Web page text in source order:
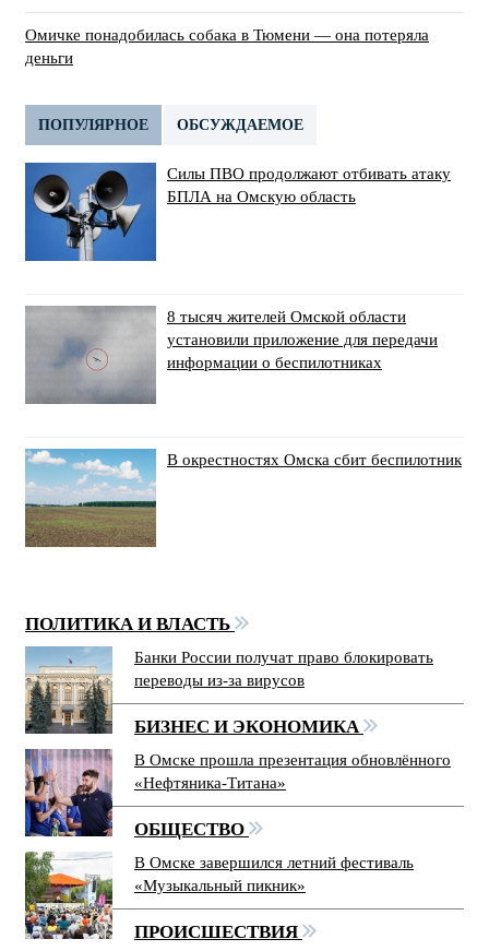
Омичке понадобилась собака в Тюмени — она потеряла
деньги
ПОПУЛЯРНОЕ ОБСУЖДАЕМОЕ
Силы ПВО продолжают отбивать атаку
БПЛА на Омскую область
8 тысяч жителей Омской области
установили приложение для передачи
информации о беспилотниках
В окрестностях Омска сбит беспилотник
ПОЛИТИКА И ВЛАСТЬ
Банки России получат право блокировать
переводы из-за вирусов
БИЗНЕС И ЭКОНОМИКА
В Омске прошла презентация обновлённого
«Нефтяника-Титана»
ОБЩЕСТВО
В Омске завершился летний фестиваль
«Музыкальный пикник»
ПРОИСШЕСТВИЯ